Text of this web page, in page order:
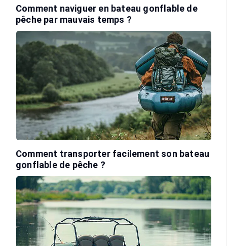
Comment naviguer en bateau gonflable de
pêche par mauvais temps ?
Comment transporter facilement son bateau
gonflable de pêche ?